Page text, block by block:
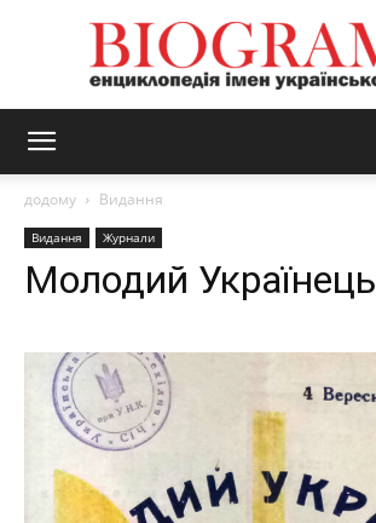
додому Видання
Видання Журнали
Молодий Українець